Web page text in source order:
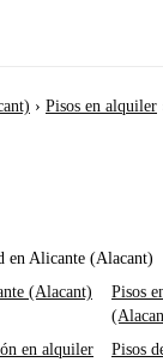
› Pisos en alquiler
en Alicante (Alacant)
(Alacant)
Pisos
en alquiler
Pisos